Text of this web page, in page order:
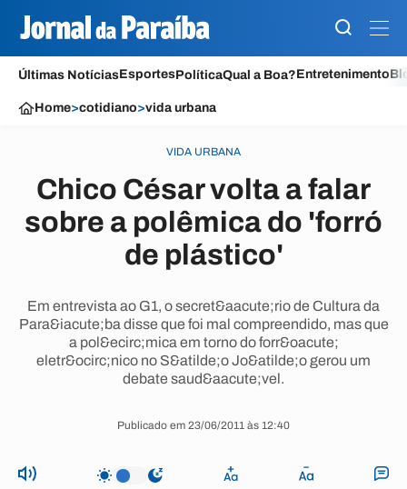
Últimas NotíciasEsportesPolíticaQual a Boa?Entretenimento
Home>cotidiano>vida urbana
VIDA URBANA
Chico César volta a falar
sobre a polêmica do 'forró
de plástico'
Em entrevista ao G1, o secret&aacute;rio de Cultura da
Para&iacute;ba disse que foi mal compreendido, mas que
a pol&ecirc;mica em torno do forr&oacute;
eletr&ocirc;nico no S&atilde;o Jo&atilde;o gerou um
debate saud&aacute;vel.
Publicado em 23/06/2011 às 12:40